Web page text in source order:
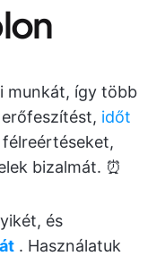
munkát, így több
időt
bizalmát. ⏰
és
. Használatuk